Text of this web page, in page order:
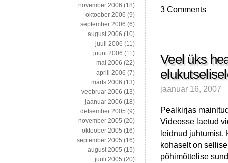
3 Comments
Veel üks
jaanuar 16, 2007
Pealkirjas
Videosse laetud
leidnud juhtumist.
kohaselt on
põhimõttelise
november 2006 (18)
oktoober 2006 (9)
september 2006 (6)
august 2006 (10)
juuli 2006 (11)
juuni 2006 (11)
mai 2006 (22)
aprill 2006 (7)
märts 2006 (13)
veebruar 2006 (13)
jaanuar 2006 (18)
detsember 2005 (9)
november 2005 (20)
oktoober 2005 (16)
september 2005 (16)
august 2005 (15)
juuli 2005 (20)